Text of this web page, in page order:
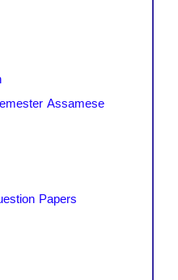
Assamese
Papers